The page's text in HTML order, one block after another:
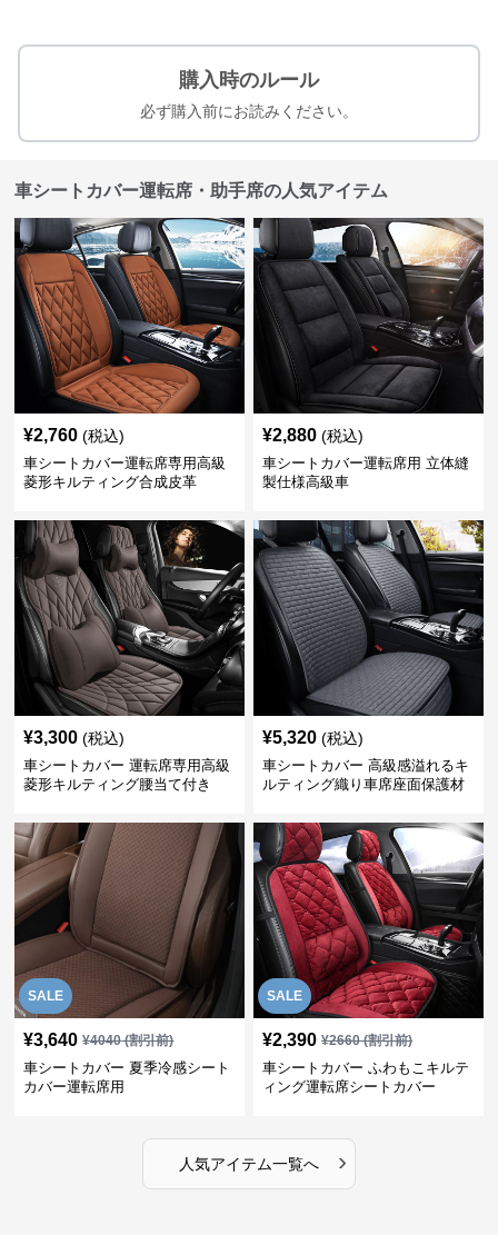
購入時のルール
必ず購入前にお読みください。
車シートカバー運転席・助手席の人気アイテム
¥2,760 (税込)
車シートカバー運転席専用高級
菱形キルティング合成皮革
¥2,880 (税込)
車シートカバー運転席用 立体縫
製仕様高級車
¥3,300 (税込)
車シートカバー 運転席専用高級
菱形キルティング腰当て付き
¥5,320 (税込)
車シートカバー 高級感溢れるキ
ルティング織り車席座面保護材
SALE
¥3,640 ¥4040(割引前)
車シートカバー 夏季冷感シート
カバー運転席用
SALE
¥2,390 ¥2660(割引前)
車シートカバー ふわもこキルテ
ィング運転席シートカバー
人気アイテム一覧へ ›